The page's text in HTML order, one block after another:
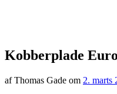
Kobberplade
af Thomas Gade om 2. marts